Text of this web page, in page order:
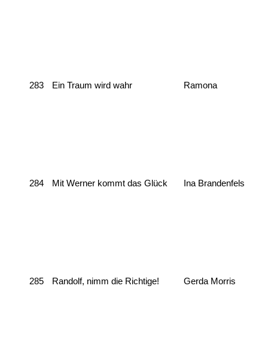
283 Ein Traum wird wahr Ramona
284 Mit Werner kommt das Glück Ina Brandenfels
285 Randolf, nimm die Richtige! Gerda Morris